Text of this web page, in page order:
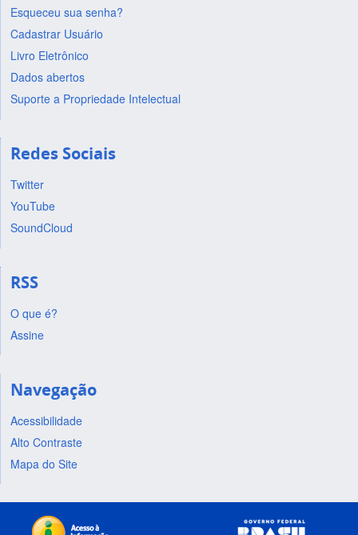
Esqueceu sua senha?
Cadastrar Usuário
Livro Eletrônico
Dados abertos
Suporte a Propriedade Intelectual
Redes Sociais
Twitter
YouTube
SoundCloud
RSS
O que é?
Assine
Navegação
Acessibilidade
Alto Contraste
Mapa do Site